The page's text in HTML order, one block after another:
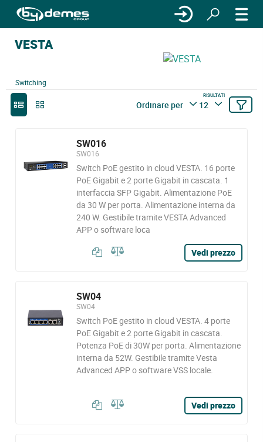
VESTA
Switching
Ordinare per
RISULTATI
12
SW016
SW016
Switch PoE gestito in cloud VESTA. 16 porte
PoE Gigabit e 2 porte Gigabit in cascata. 1
interfaccia SFP Gigabit. Alimentazione PoE
da 30 W per porta. Alimentazione interna da
240 W. Gestibile tramite VESTA Advanced
APP o software loca
Vedi prezzo
SW04
SW04
Switch PoE gestito in cloud VESTA. 4 porte
PoE Gigabit e 2 porte Gigabit in cascata.
Potenza PoE di 30W per porta. Alimentazione
interna da 52W. Gestibile tramite Vesta
Advanced APP o software VSS locale.
Vedi prezzo